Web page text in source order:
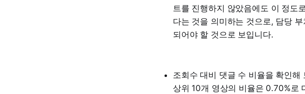
트를 진행하지 않았음에도 이 정도
다는 것을 의미하는 것으로, 담당
되어야 할 것으로 보입니다.
조회수 대비 댓글 수 비율을 확인
상위 10개 영상의 비율은 0.70%로